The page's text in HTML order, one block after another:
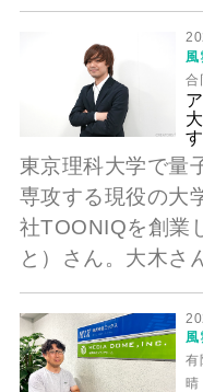
風
合
東京理科大学で量
専攻する現役の大
社TOONIQを創業
と）さん。大木さ
風
有
晴